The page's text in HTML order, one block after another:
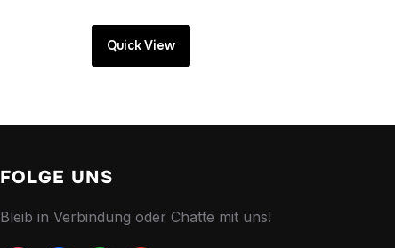
Quick View
FOLGE UNS
Bleib in Verbindung oder Chatte mit uns!